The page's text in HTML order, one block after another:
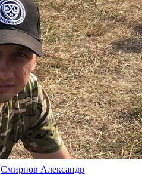
Смирнов Александр